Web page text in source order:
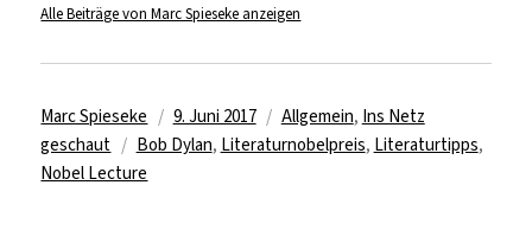
Alle Beiträge von Marc Spieseke anzeigen
Autor
Marc Spieseke
Veröffentlicht
am
9. Juni 2017 Kategorien
Allgemein, Ins Netz
geschaut
Schlagwörter
Bob Dylan, Literaturnobelpreis, Literaturtipps,
Nobel Lecture